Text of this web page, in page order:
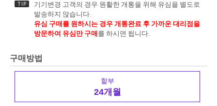
기기변경 고객의 경우 원활한 개통을 위해 유심을 별도로
발송하지 않습니다.
유심 구매를 원하시는 경우 개통완료 후 가까운 대리점을
방문하여 유심만 구매 를 하시면 됩니다.
구매방법
할부
24개월